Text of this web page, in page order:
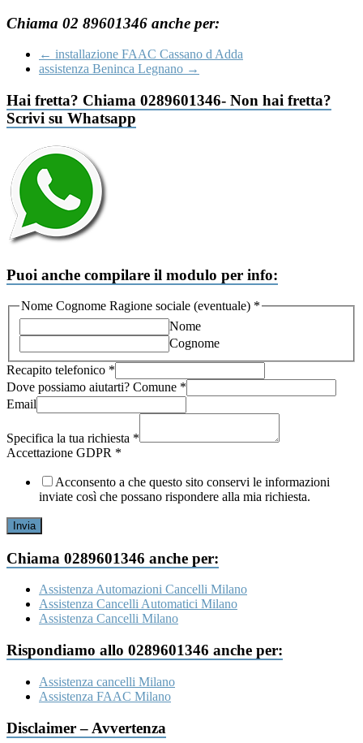
Chiama 02 89601346 anche per:
← installazione FAAC Cassano d Adda
assistenza Beninca Legnano →
Hai fretta? Chiama 0289601346- Non hai fretta?
Scrivi su Whatsapp
Puoi anche compilare il modulo per info:
Nome Cognome Ragione sociale (eventuale) *
Nome
Cognome
Recapito telefonico *
Dove possiamo aiutarti? Comune *
Email
sociale
GDPR
Specifica la tua richiesta *
Accettazione GDPR *
Acconsento a che questo sito conservi le informazioni
inviate così che possano rispondere alla mia richiesta.
Invia
Chiama 0289601346 anche per:
Assistenza Automazioni Cancelli Milano
Assistenza Cancelli Automatici Milano
Assistenza Cancelli Milano
Rispondiamo allo 0289601346 anche per:
Assistenza cancelli Milano
Assistenza FAAC Milano
Disclaimer – Avvertenza